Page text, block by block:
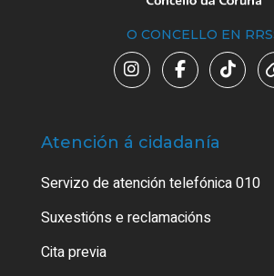
O CONCELLO EN
Atención á cidadanía
Servizo de atención telefónica 010
Suxestións e reclamacións
Cita previa